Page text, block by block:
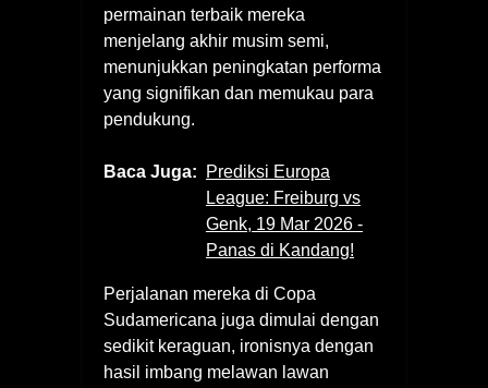
permainan terbaik mereka
menjelang akhir musim semi,
menunjukkan peningkatan performa
yang signifikan dan memukau para
pendukung.
Baca Juga:
Prediksi Europa
League: Freiburg vs
Genk, 19 Mar 2026 -
Panas di Kandang!
Perjalanan mereka di Copa
Sudamericana juga dimulai dengan
sedikit keraguan, ironisnya dengan
hasil imbang melawan lawan